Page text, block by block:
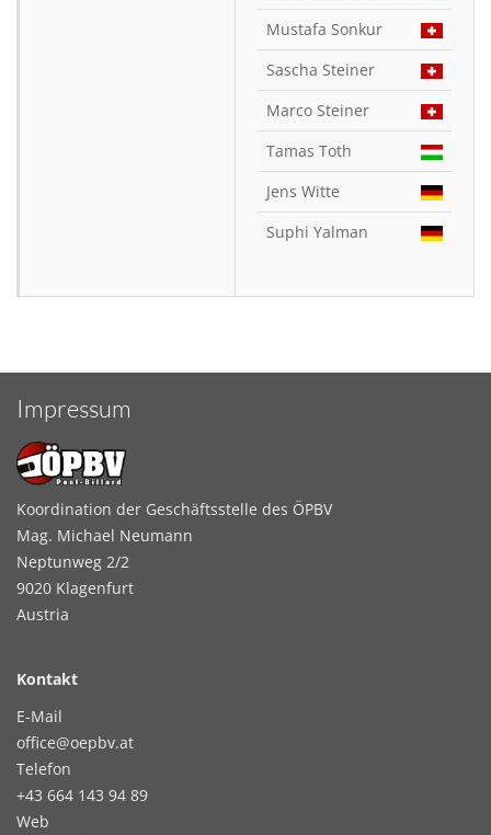
Mustafa Sonkur
Sascha Steiner
Marco Steiner
Tamas Toth
Jens Witte
Suphi Yalman
Impressum
Koordination der Geschäftsstelle des ÖPBV
Mag. Michael Neumann
Neptunweg 2/2
9020 Klagenfurt
Austria
Kontakt
E-Mail
office@oepbv.at
Telefon
+43 664 143 94 89
Web